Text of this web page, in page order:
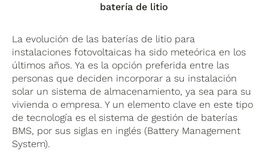
batería de litio
La evolución de las baterías de litio para
instalaciones fotovoltaicas ha sido meteórica en los
últimos años. Ya es la opción preferida entre las
personas que deciden incorporar a su instalación
solar un sistema de almacenamiento, ya sea para su
vivienda o empresa. Y un elemento clave en este tipo
de tecnología es el sistema de gestión de baterías
BMS, por sus siglas en inglés (Battery Management
System).